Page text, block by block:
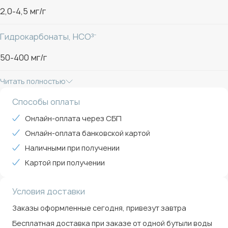
2,0-4,5 мг/г
Гидрокарбонаты, HCO³⁻
50-400 мг/г
Читать полностью
Способы оплаты
Онлайн-оплата через СБП
Онлайн-оплата банковской картой
Наличными при получении
Картой при получении
Условия доставки
Заказы оформленные сегодня, привезут завтра
Бесплатная доставка при заказе от одной бутыли воды